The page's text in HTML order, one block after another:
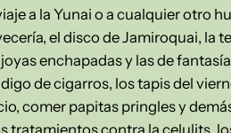
a la Yunai o a cualquier otro
el disco de Jamiroquai, la
enchapadas y las de
de cigarros, los tapis del
comer papitas pringles y